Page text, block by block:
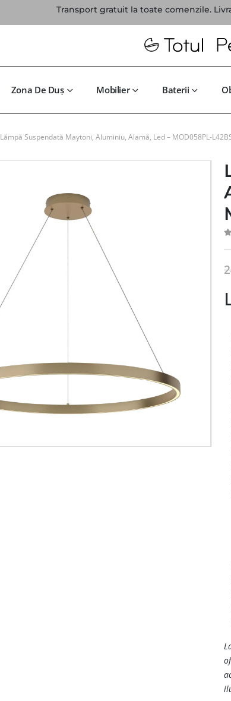
Transport gratuit la toate comenzile.
Zona De Duș Mobilier Baterii
Lămpă Suspendată Maytoni, Aluminiu, Alamă, Led – MOD058PL-